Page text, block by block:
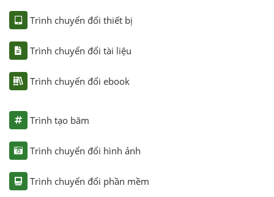
Trình chuyển đổi thiết bị
Trình chuyển đổi tài liệu
Trình chuyển đổi ebook
Trình tạo băm
Trình chuyển đổi hình ảnh
Trình chuyển đổi phần mềm